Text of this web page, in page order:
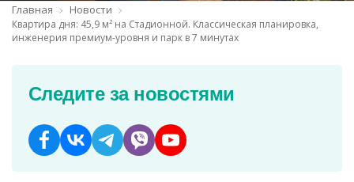
Главная Новости
Квартира дня: 45,9 м² на Стадионной. Классическая планировка,
инженерия премиум-уровня и парк в 7 минутах
Следите за новостями